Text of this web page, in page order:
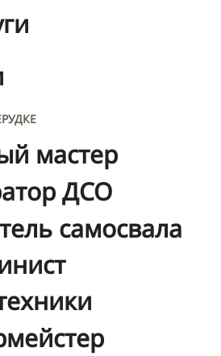
мастер
ДСО
самосвала